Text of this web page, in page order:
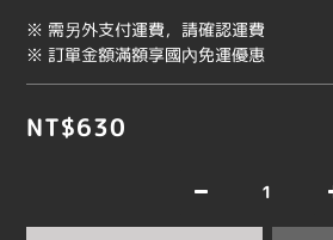
※ 需另外支付運費，請確認運費
※ 訂單金額滿額享國內免運優惠
NT$630